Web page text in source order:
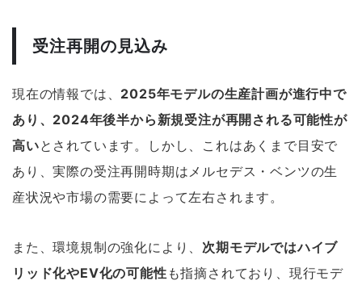
受注再開の見込み
現在の情報では、 2025年モデルの生産計画が進行中で
あり、2024年後半から新規受注が再開される可能性が
高いとされています。しかし、これはあくまで目安で
あり、実際の受注再開時期はメルセデス・ベンツの生
産状況や市場の需要によって左右されます。
また、環境規制の強化により、 次期モデルではハイブ
リッド化やEV化の可能性 も指摘されており、現行モデ